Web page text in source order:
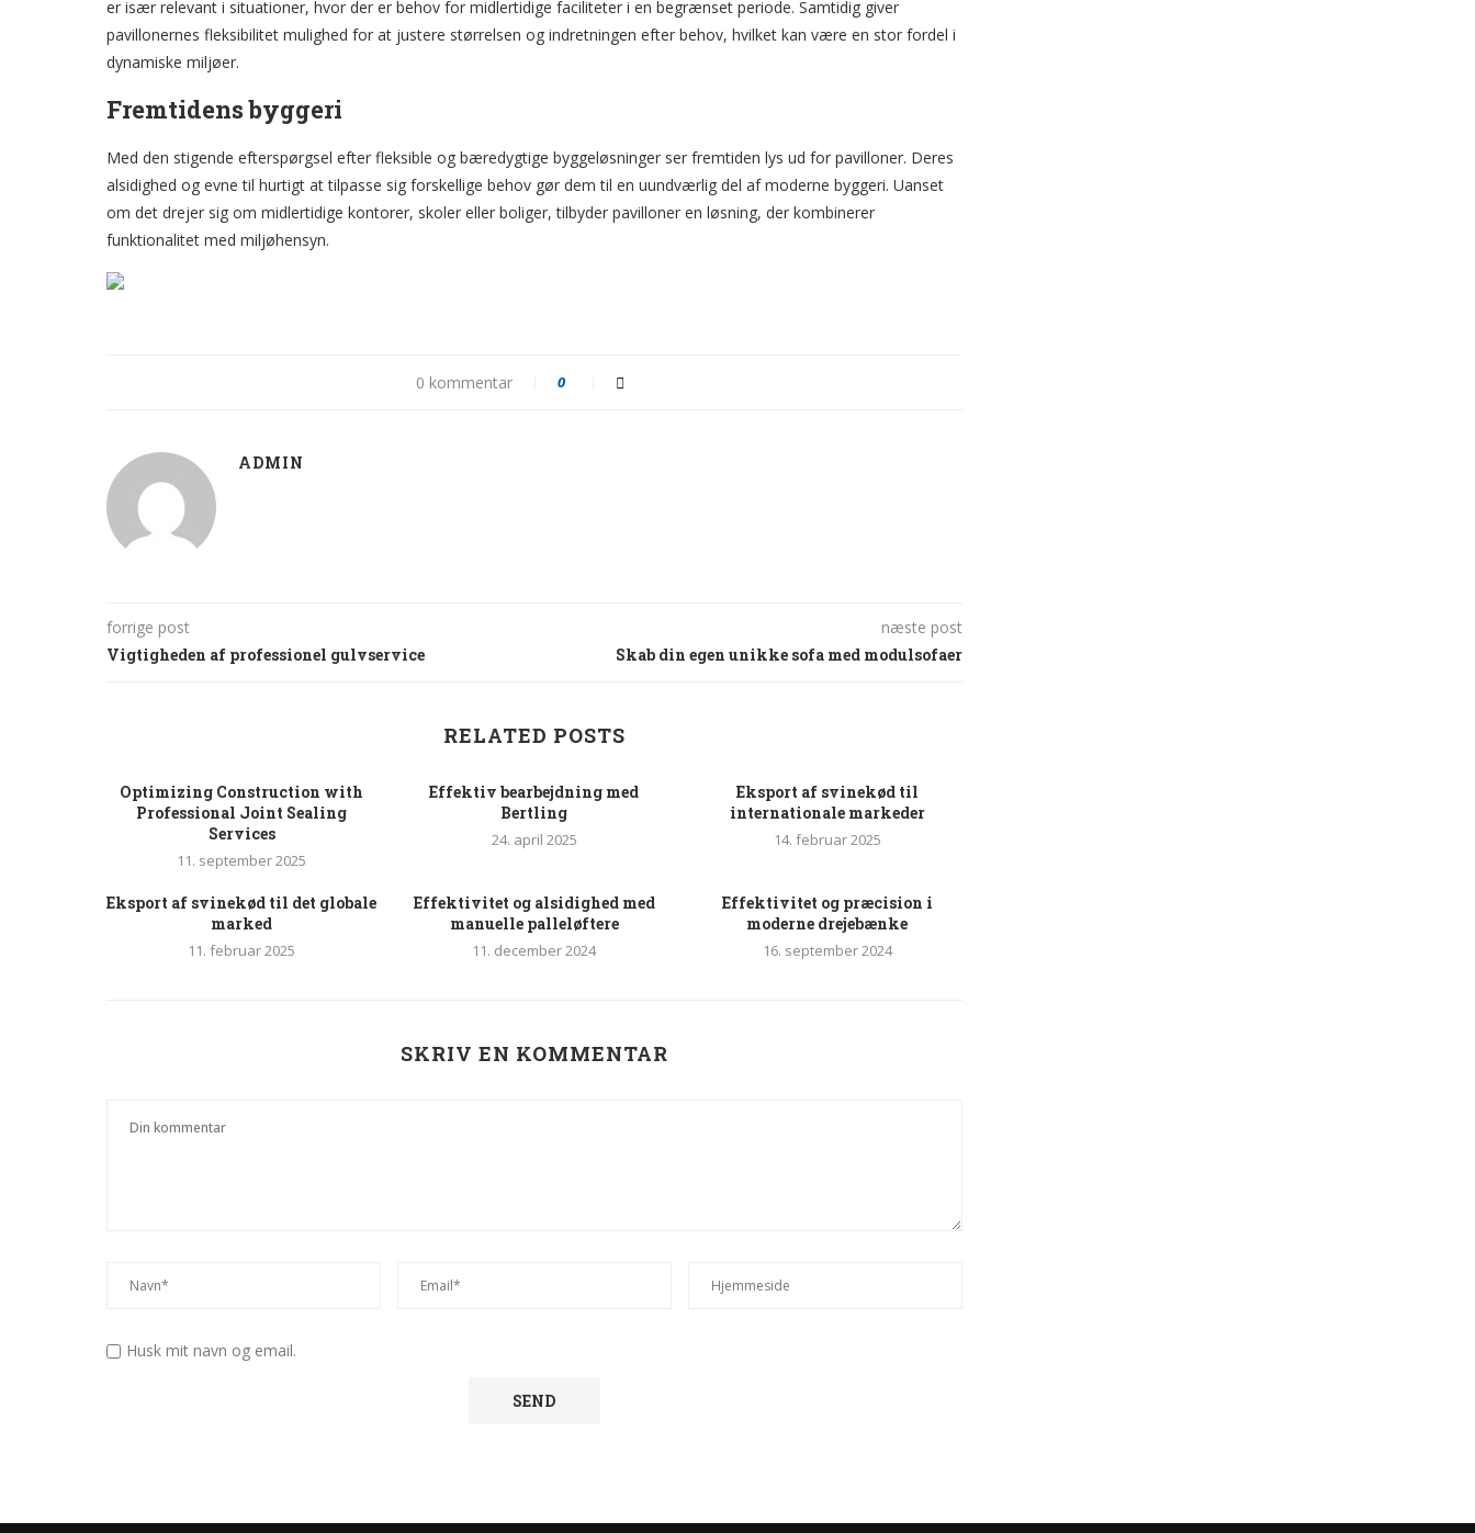
er især relevant i situationer, hvor der er behov for midlertidige faciliteter i en begrænset periode. Samtidig giver
pavillonernes fleksibilitet mulighed for at justere størrelsen og indretningen efter behov, hvilket kan være en stor fordel i
dynamiske miljøer.
Fremtidens byggeri
Med den stigende efterspørgsel efter fleksible og bæredygtige byggeløsninger ser fremtiden lys ud for pavilloner. Deres
alsidighed og evne til hurtigt at tilpasse sig forskellige behov gør dem til en uundværlig del af moderne byggeri. Uanset
om det drejer sig om midlertidige kontorer, skoler eller boliger, tilbyder pavilloner en løsning, der kombinerer
funktionalitet med miljøhensyn.
0 kommentar 0
ADMIN
forrige post
Vigtigheden af professionel gulvservice
næste post
Skab din egen unikke sofa med modulsofaer
RELATED POSTS
Optimizing Construction with
Professional Joint Sealing
Services
11. september 2025
Effektiv bearbejdning med
Bertling
24. april 2025
Eksport af svinekød til
internationale markeder
14. februar 2025
Eksport af svinekød til det globale
marked
11. februar 2025
Effektivitet og alsidighed med
manuelle palleløftere
11. december 2024
Effektivitet og præcision i
moderne drejebænke
16. september 2024
SKRIV EN KOMMENTAR
Husk mit navn og email.